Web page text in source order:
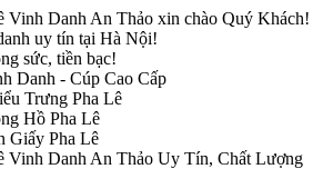
Vinh Danh An Thảo xin chào Quý Khách!
uy tín tại Hà Nội!
sức, tiền bạc!
Danh - Cúp Cao Cấp
Trưng Pha Lê
Hồ Pha Lê
Giấy Pha Lê
Vinh Danh An Thảo Uy Tín, Chất Lượng